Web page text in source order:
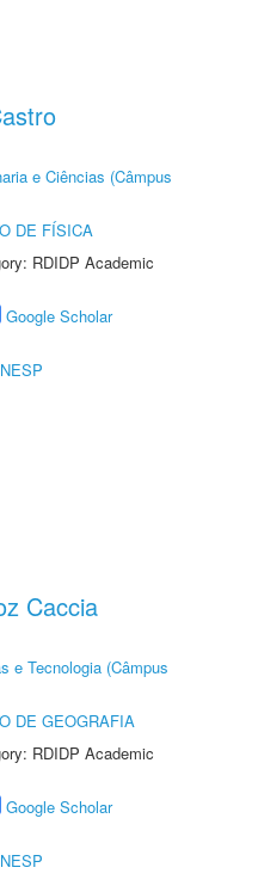
e Ciências (Câmpus
DE FÍSICA
RDIDP Academic
Google Scholar
Caccia
e Tecnologia (Câmpus
DE GEOGRAFIA
RDIDP Academic
Google Scholar